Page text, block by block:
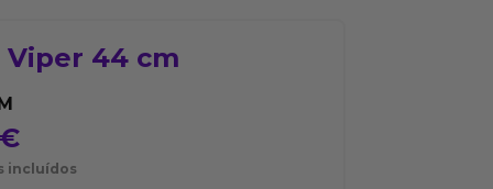
Viper 44 cm
€
incluídos